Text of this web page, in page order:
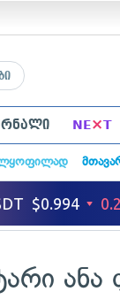
NE×T
ანა